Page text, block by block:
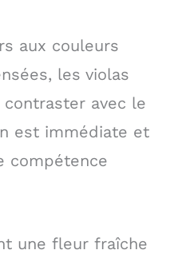
aux couleurs
les violas
avec le
est immédiate et
compétence
une fleur fraîche